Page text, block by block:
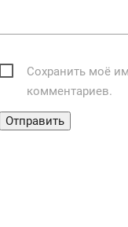
Сохранить моё
комментариев.